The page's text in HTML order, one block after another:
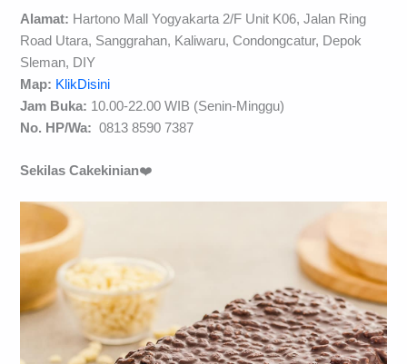
Alamat: Hartono Mall Yogyakarta 2/F Unit K06, Jalan Ring
Road Utara, Sanggrahan, Kaliwaru, Condongcatur, Depok
Sleman, DIY
Map: KlikDisini
Jam Buka: 10.00-22.00 WIB (Senin-Minggu)
No. HP/Wa: 0813 8590 7387
Sekilas Cakekinian❤️